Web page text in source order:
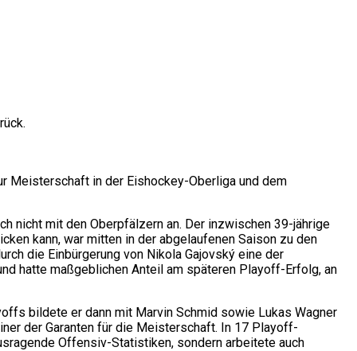
Meisterschaft in der Eishockey-Oberliga und dem
nicht mit den Oberpfälzern an. Der inzwischen 39-jährige
kann, war mitten in der abgelaufenen Saison zu den
die Einbürgerung von Nikola Gajovský eine der
hatte maßgeblichen Anteil am späteren Playoff-Erfolg, an
bildete er dann mit Marvin Schmid sowie Lukas Wagner
der Garanten für die Meisterschaft. In 17 Playoff-
Offensiv-Statistiken, sondern arbeitete auch